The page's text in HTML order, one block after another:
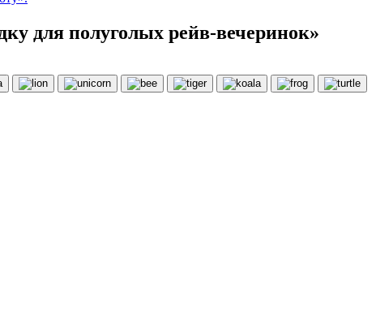
для полуголых рейв-вечеринок»